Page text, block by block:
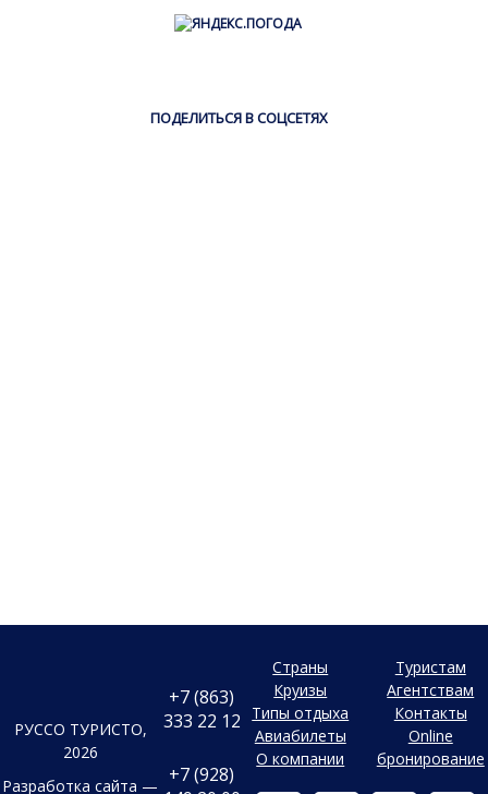
ПОДЕЛИТЬСЯ В СОЦСЕТЯХ
РУССО ТУРИСТО,
2026
Разработка сайта —
Страны
Круизы
Типы отдыха
Авиабилеты
О компании
Туристам
Агентствам
Контакты
Online
бронирование
+7 (863)
333 22 12
+7 (928)